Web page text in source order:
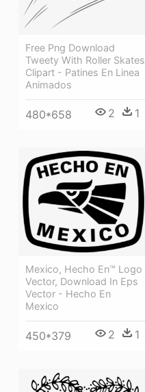
Free Png Download
Tweety With Roller Skates
Clipart - Patines En Linea
Animados
480*658 2 1
Mexico, Hecho En™ Logo
Vector, Download In Eps
Vector - Hecho En
Mexico
450*379 2 1